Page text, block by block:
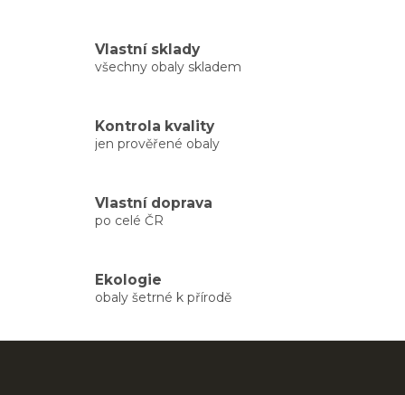
d
p
r
y
s
u
Vlastní sklady
všechny obaly skladem
Kontrola kvality
jen prověřené obaly
Vlastní doprava
po celé ČR
Ekologie
obaly šetrné k přírodě